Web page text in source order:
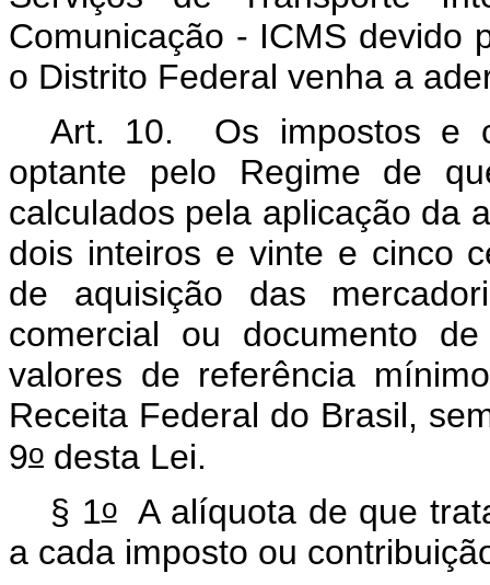
Comunicação - ICMS devido
o Distrito Federal venha a
Art. 10. Os impostos e
optante pelo Regime de
calculados pela aplicação da
dois inteiros e vinte e cinco
de aquisição das
comercial ou documento
valores de referência
Receita Federal do Brasil,
9o desta Lei.
§ 1oA alíquota de que
a cada imposto ou